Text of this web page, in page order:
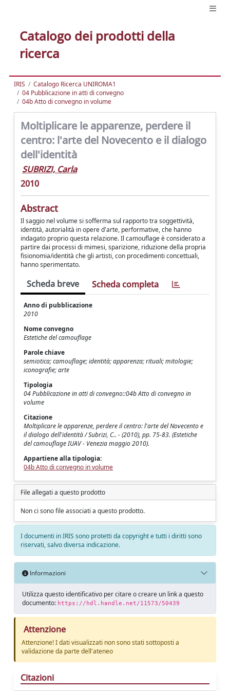
Catalogo dei prodotti della
ricerca
IRIS
Catalogo Ricerca UNIROMA1
04 Pubblicazione in atti di convegno
04b Atto di convegno in volume
Moltiplicare le apparenze, perdere il
centro: l'arte del Novecento e il dialogo
dell'identità
SUBRIZI, Carla
2010
Abstract
Il saggio nel volume si sofferma sul rapporto tra soggettività,
identità, autorialità in opere d'arte, performative, che hanno
indagato proprio questa relazione. Il camouflage è considerato a
partire dai processi di mimesi, sparizione, riduzione della propria
fisionomia/identità che gli artisti, con procedimenti concettuali,
hanno sperimentato.
Scheda breve Scheda completa
Anno di pubblicazione
2010
Nome convegno
Estetiche del camouflage
Parole chiave
semiotica; camouflage; identità; apparenza; rituali; mitologie;
iconografie; arte
Tipologia
04 Pubblicazione in atti di convegno::04b Atto di convegno in
volume
Citazione
Moltiplicare le apparenze, perdere il centro: l'arte del Novecento e
il dialogo dell'identità / Subrizi, C.. - (2010), pp. 75-83. (Estetiche
del camouflage IUAV - Venezia maggio 2010).
Appartiene alla tipologia:
04b Atto di convegno in volume
File allegati a questo prodotto
Non ci sono file associati a questo prodotto.
I documenti in IRIS sono protetti da copyright e tutti i diritti sono
riservati, salvo diversa indicazione.
Informazioni
Utilizza questo identificativo per citare o creare un link a questo
documento: https://hdl.handle.net/11573/50439
Attenzione
Attenzione! I dati visualizzati non sono stati sottoposti a
validazione da parte dell'ateneo
Citazioni